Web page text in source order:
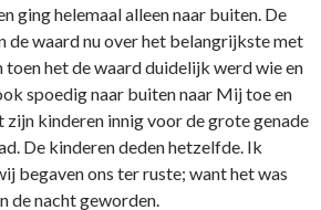
ging helemaal alleen naar buiten. De
de waard nu over het belangrijkste met
het de waard duidelijk werd wie en
spoedig naar buiten naar Mij toe en
kinderen innig voor de grote genade
De kinderen deden hetzelfde. Ik
begaven ons ter ruste; want het was
de nacht geworden.